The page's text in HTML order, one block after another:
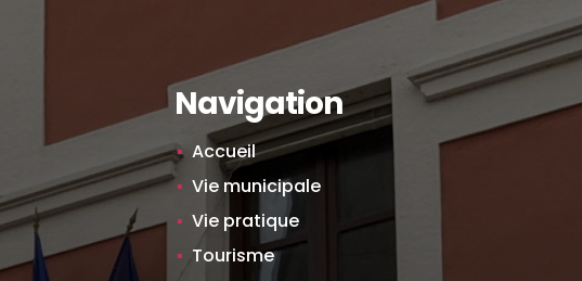
Navigation
Accueil
Vie municipale
Vie pratique
Tourisme